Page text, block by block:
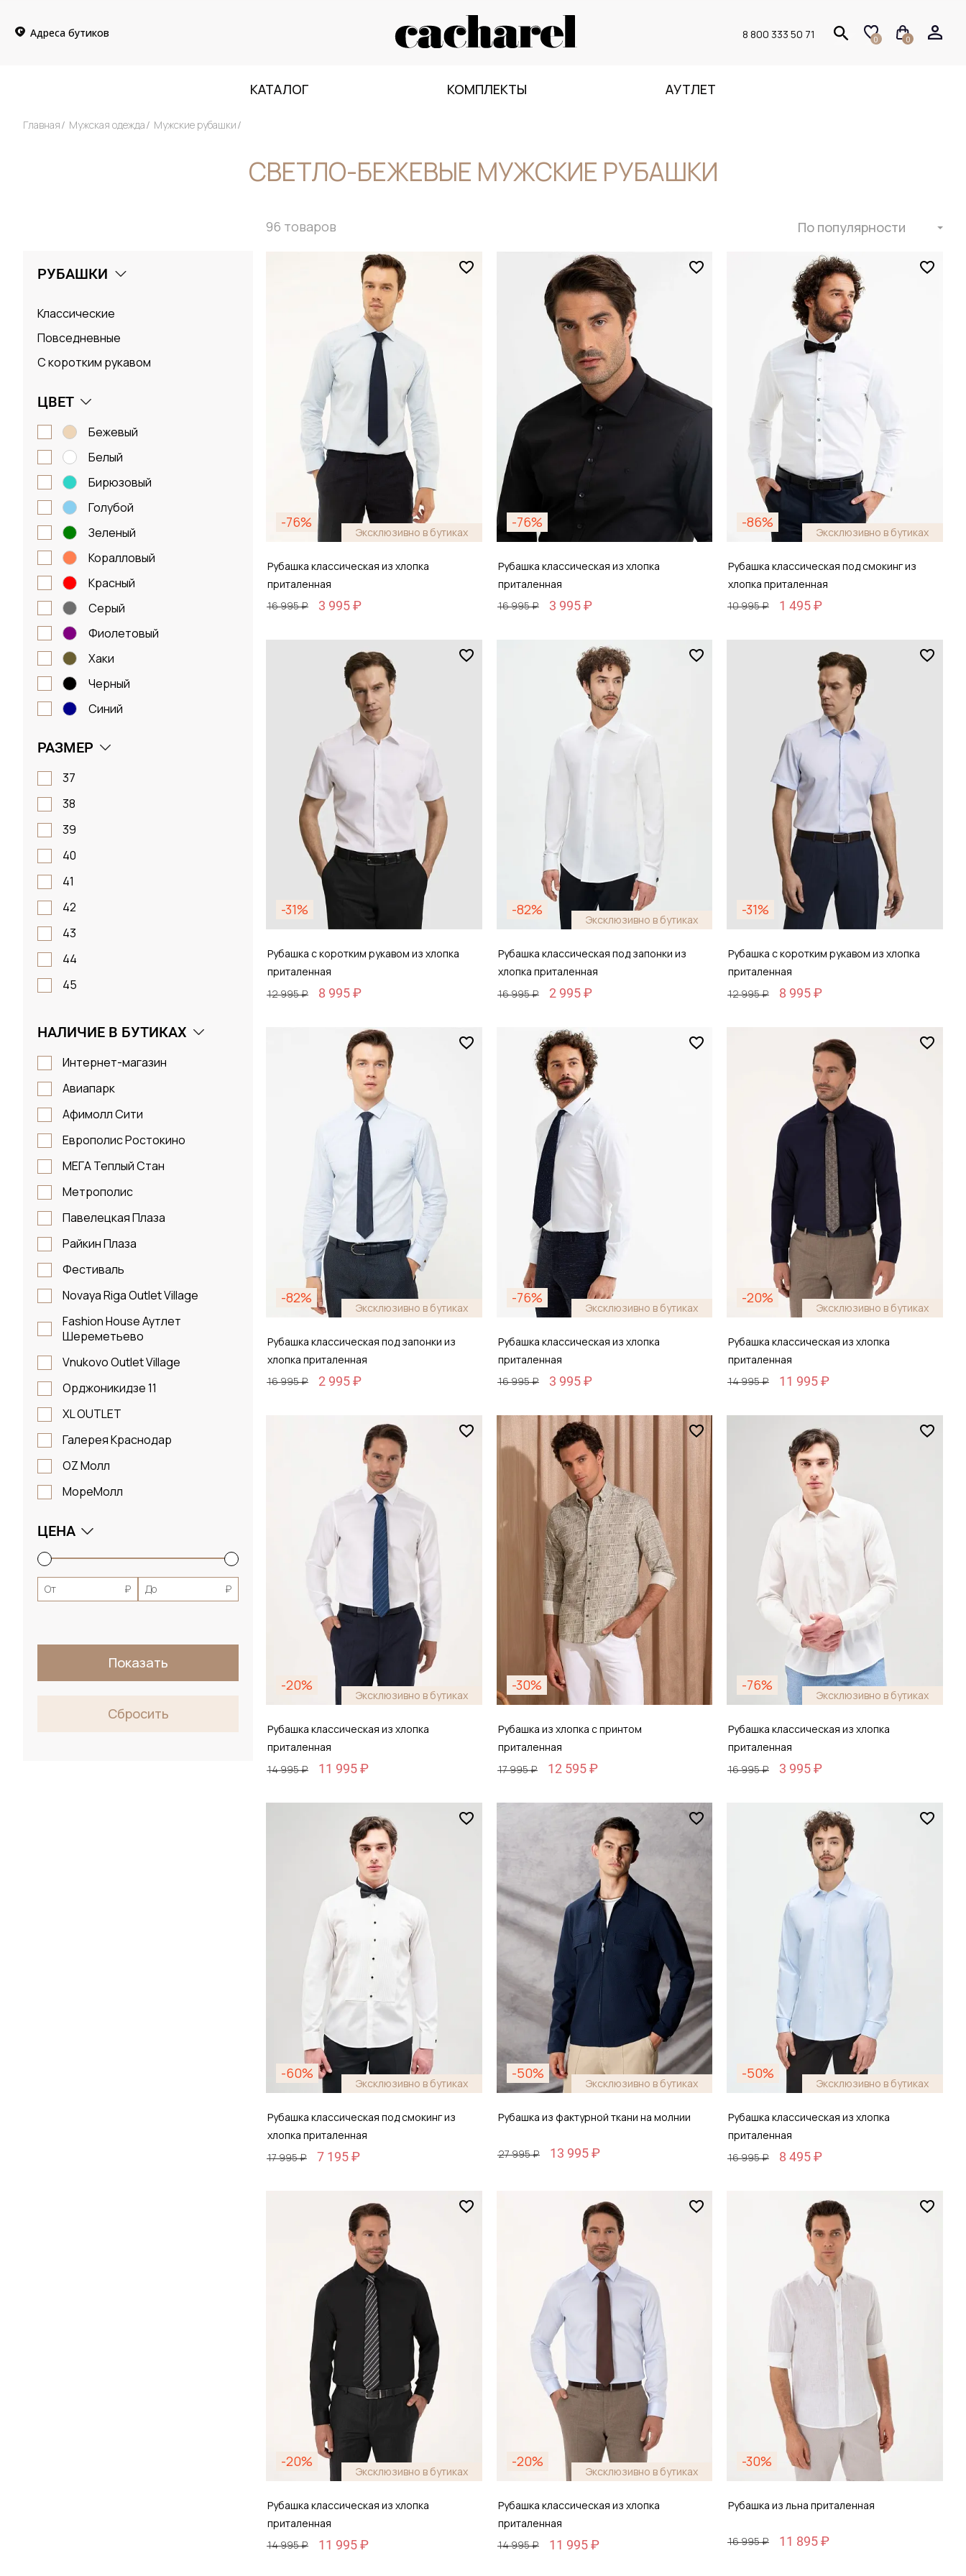
Адреса бутиков 8 800 333 50 71 0 0
КАТАЛОГ КОМПЛЕКТЫ АУТЛЕТ
Главная Мужская одежда Мужские рубашки
СВЕТЛО-БЕЖЕВЫЕ МУЖСКИЕ РУБАШКИ
РУБАШКИ
Классические
Повседневные
С коротким рукавом
ЦВЕТ
бежевый
белый
бирюзовый
голубой
зеленый
коралловый
красный
серый
фиолетовый
хаки
черный
синий
РАЗМЕР
37
38
39
40
41
42
43
44
45
M
L
XL
2XL
НАЛИЧИЕ В БУТИКАХ
Интернет-магазин
Авиапарк
Афимолл Сити
Европолис Ростокино
МЕГА Теплый Стан
Метрополис
Павелецкая Плаза
Райкин Плаза
Фестиваль
Novaya Riga Outlet Village
Fashion House Аутлет
Шереметьево
Vnukovo Outlet Village
Орджоникидзе 11
XL OUTLET
Галерея Краснодар
OZ Молл
МореМолл
ЦЕНА
От ₽ До ₽
Показать
Сбросить
96 товаров По популярности
-76%
Эксклюзивно в бутиках
Рубашка классическая из хлопка
приталенная
16 995 ₽
3 995 ₽
Добавить в корзину
-76%
Рубашка классическая из хлопка
приталенная
16 995 ₽
3 995 ₽
Добавить в корзину
-86%
Эксклюзивно в бутиках
Рубашка классическая под смокинг из
хлопка приталенная
10 995 ₽
1 495 ₽
Добавить в корзину
-31%
Рубашка с коротким рукавом из хлопка
приталенная
12 995 ₽
8 995 ₽
Добавить в корзину
-82%
Эксклюзивно в бутиках
Рубашка классическая под запонки из
хлопка приталенная
16 995 ₽
2 995 ₽
Размер
38 / 44
Добавить в корзину
-31%
Рубашка с коротким рукавом из хлопка
приталенная
12 995 ₽
8 995 ₽
Добавить в корзину
-82%
Эксклюзивно в бутиках
Рубашка классическая под запонки из
хлопка приталенная
16 995 ₽
2 995 ₽
Добавить в корзину
-76%
Эксклюзивно в бутиках
Рубашка классическая из хлопка
приталенная
16 995 ₽
3 995 ₽
Размер
38 / 44
Добавить в корзину
-20%
Эксклюзивно в бутиках
Рубашка классическая из хлопка
приталенная
14 995 ₽
11 995 ₽
38 / 44
Добавить в корзину
-20%
Эксклюзивно в бутиках
Рубашка классическая из хлопка
приталенная
14 995 ₽
11 995 ₽
Добавить в корзину
-30%
Рубашка из хлопка с принтом
приталенная
17 995 ₽
12 595 ₽
Добавить в корзину
-76%
Эксклюзивно в бутиках
Рубашка классическая из хлопка
приталенная
16 995 ₽
3 995 ₽
Добавить в корзину
-60%
Эксклюзивно в бутиках
Рубашка классическая под смокинг из
хлопка приталенная
17 995 ₽
7 195 ₽
Добавить в корзину
-50%
Эксклюзивно в бутиках
Рубашка из фактурной ткани на молнии
27 995 ₽ 13 995 ₽
Добавить в корзину
-50%
Эксклюзивно в бутиках
Рубашка классическая из хлопка
приталенная
16 995 ₽
8 495 ₽
Добавить в корзину
-20%
Эксклюзивно в бутиках
Рубашка классическая из хлопка
приталенная
14 995 ₽
11 995 ₽
-20%
Эксклюзивно в бутиках
Рубашка классическая из хлопка
приталенная
14 995 ₽
11 995 ₽
-30%
Рубашка из льна приталенная
16 995 ₽ 11 895 ₽